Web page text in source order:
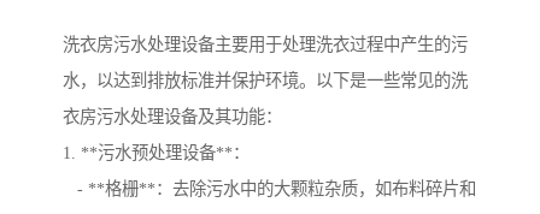
洗衣房污水处理设备主要用于处理洗衣过程中产生的污
水，以达到排放标准并保护环境。以下是一些常见的洗
衣房污水处理设备及其功能：
1. **污水预处理设备**：
- **格栅**：去除污水中的大颗粒杂质，如布料碎片和